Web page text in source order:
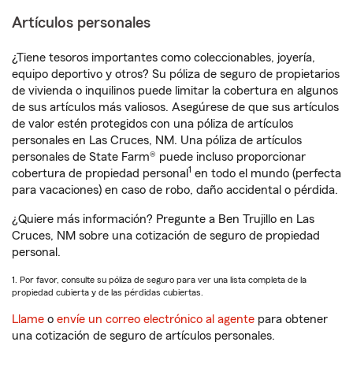
Artículos personales
¿Tiene tesoros importantes como coleccionables, joyería,
equipo deportivo y otros? Su póliza de seguro de propietarios
de vivienda o inquilinos puede limitar la cobertura en algunos
de sus artículos más valiosos. Asegúrese de que sus artículos
de valor estén protegidos con una póliza de artículos
personales en Las Cruces, NM. Una póliza de artículos
personales de State Farm® puede incluso proporcionar
cobertura de propiedad personal 1 en todo el mundo (perfecta
para vacaciones) en caso de robo, daño accidental o pérdida.
¿Quiere más información? Pregunte a Ben Trujillo en Las
Cruces, NM sobre una cotización de seguro de propiedad
personal.
1. Por favor, consulte su póliza de seguro para ver una lista completa de la
propiedad cubierta y de las pérdidas cubiertas.
Llame o envíe un correo electrónico al agente para obtener
una cotización de seguro de artículos personales.